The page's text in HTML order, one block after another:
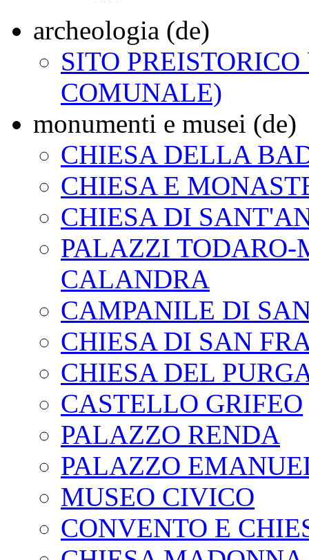
archeologia (de)
SITO
COMUNALE)
monumenti e musei (de)
CHIESA DELLA
CHIESA E
CHIESA DI
PALAZZI TODARO-
CALANDRA
CAMPANILE DI
CHIESA DI SAN
CHIESA DEL
CASTELLO GRIFEO
PALAZZO RENDA
PALAZZO
MUSEO CIVICO
CONVENTO E